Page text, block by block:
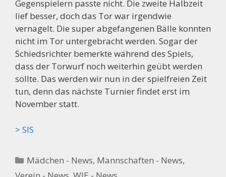
Gegenspielern passte nicht. Die zweite Halbzeit
lief besser, doch das Tor war irgendwie
vernagelt. Die super abgefangenen Bälle konnten
nicht im Tor untergebracht werden. Sogar der
Schiedsrichter bemerkte während des Spiels,
dass der Torwurf noch weiterhin geübt werden
sollte. Das werden wir nun in der spielfreien Zeit
tun, denn das nächste Turnier findet erst im
November statt.
> SIS
Kategorien
Mädchen - News, Mannschaften - News,